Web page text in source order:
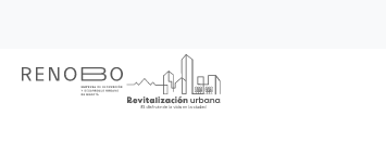
contenido
Sitio Web Empresa